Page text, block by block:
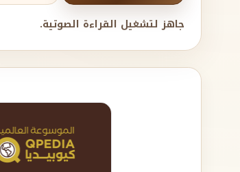
جاهز لتشغيل القراءة الصوتية.